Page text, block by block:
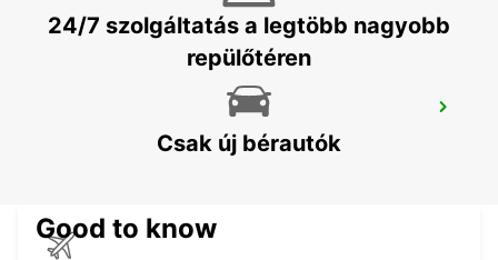
AKUREYRI HARBOUR
AKUREYRI - ICELAND
24/7 szolgáltatás a legtöbb nagyobb
repülőtéren
Csak új bérautók
Good to know